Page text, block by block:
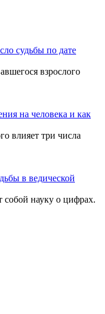
судьбы по дате
взрослого
на человека и как
влияет три числа
в ведической
собой науку о цифрах.